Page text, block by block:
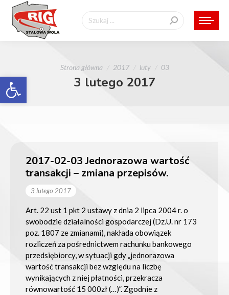
Otwórz pasek narzędzi
Szukaj:
Jesteś tutaj:
Strona główna 2017 luty 03
3 lutego 2017
2017-02-03 Jednorazowa wartość
transakcji – zmiana przepisów.
3 lutego 2017
Art. 22 ust 1 pkt 2 ustawy z dnia 2 lipca 2004 r. o
swobodzie działalności gospodarczej (Dz.U. nr 173
poz. 1807 ze zmianami), nakłada obowiązek
rozliczeń za pośrednictwem rachunku bankowego
przedsiębiorcy, w sytuacji gdy „jednorazowa
wartość transakcji bez względu na liczbę
wynikających z niej płatności, przekracza
równowartość 15 000zł (…)”. Zgodnie z